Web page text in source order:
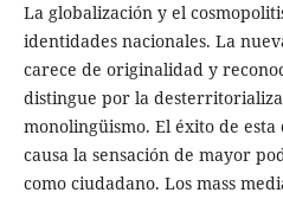
La globalización y el
identidades nacionales. La
carece de originalidad y
distingue por la
monolingüismo. El éxito de
causa la sensación de mayor
como ciudadano. Los mass